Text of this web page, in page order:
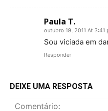
Paula T.
outubro 19, 2011 At 3:41
Sou viciada em
Responder
DEIXE UMA RESPOSTA